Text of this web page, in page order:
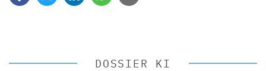
DOSSIER KI